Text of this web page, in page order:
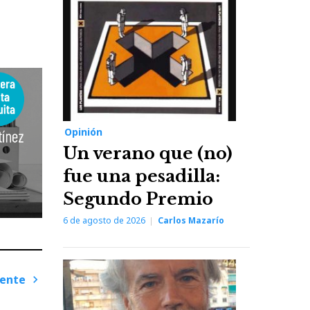
Opinión
Un verano que (no)
fue una pesadilla:
Segundo Premio
6 de agosto de 2026 Carlos Mazarío